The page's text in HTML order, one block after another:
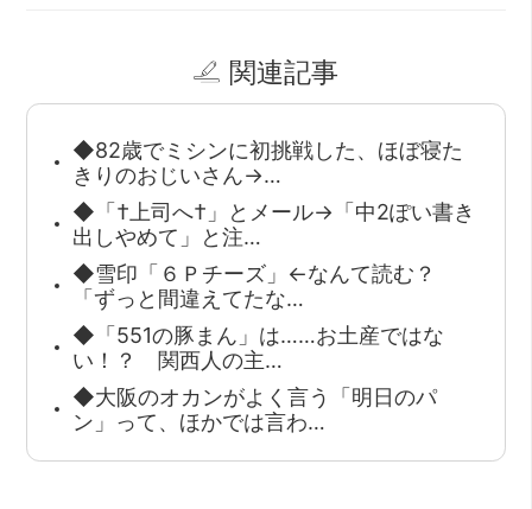
関連記事
◆82歳でミシンに初挑戦した、ほぼ寝た
きりのおじいさん→…
◆「†上司へ†」とメール→「中2ぽい書き
出しやめて」と注…
◆雪印「６Ｐチーズ」←なんて読む？
「ずっと間違えてたな…
◆「551の豚まん」は……お土産ではな
い！？ 関西人の主…
◆大阪のオカンがよく言う「明日のパ
ン」って、ほかでは言わ…